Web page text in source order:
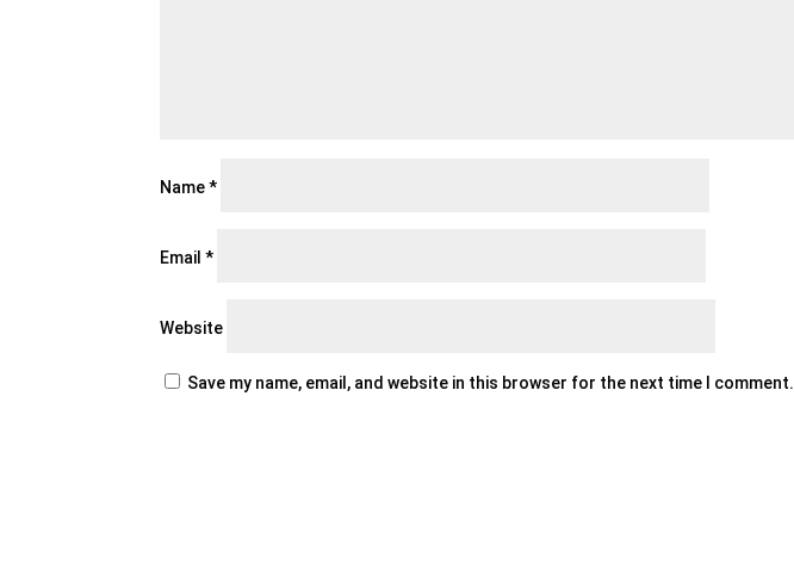
Name*
Email*
Website
Save my name, email, and website in this browser for the next time I comment.